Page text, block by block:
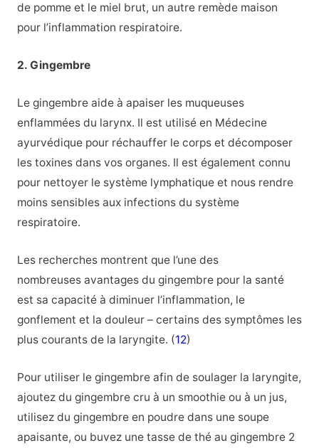
de pomme et le miel brut, un autre remède maison
pour l’inflammation respiratoire.
2. Gingembre
Le gingembre aide à apaiser les muqueuses
enflammées du larynx. Il est utilisé en Médecine
ayurvédique pour réchauffer le corps et décomposer
les toxines dans vos organes. Il est également connu
pour nettoyer le système lymphatique et nous rendre
moins sensibles aux infections du système
respiratoire.
Les recherches montrent que l’une des
nombreuses avantages du gingembre pour la santé
est sa capacité à diminuer l’inflammation, le
gonflement et la douleur – certains des symptômes les
plus courants de la laryngite. (12)
Pour utiliser le gingembre afin de soulager la laryngite,
ajoutez du gingembre cru à un smoothie ou à un jus,
utilisez du gingembre en poudre dans une soupe
apaisante, ou buvez une tasse de thé au gingembre 2